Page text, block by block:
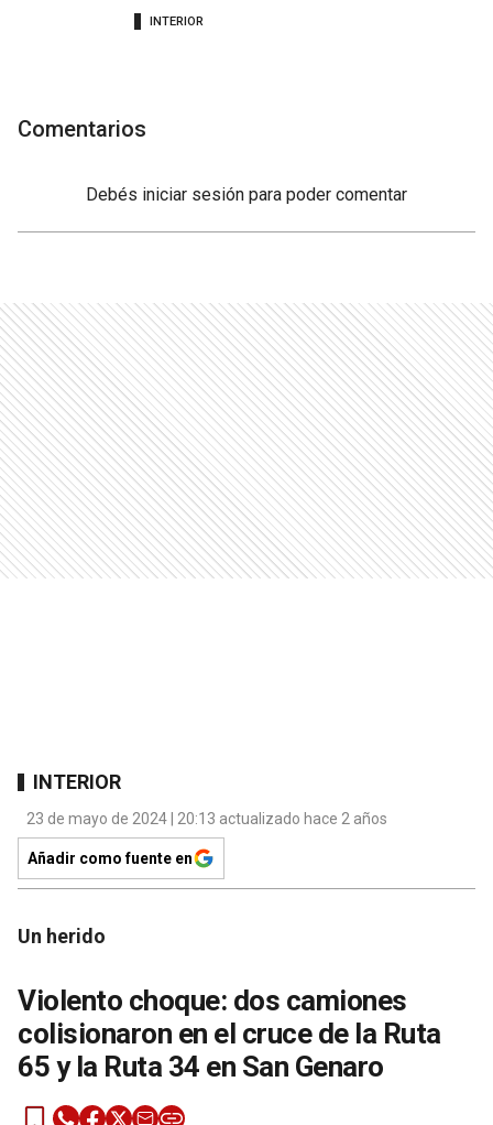
INTERIOR
Comentarios
Debés iniciar sesión para poder comentar
INTERIOR
23 de mayo de 2024 | 20:13 actualizado hace 2 años
Añadir como fuente en
Un herido
Violento choque: dos camiones
colisionaron en el cruce de la Ruta
65 y la Ruta 34 en San Genaro